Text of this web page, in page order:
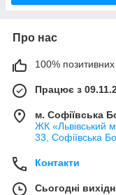
Про нас
100% позитивних
Працює з
м. Софіївська
ЖК «Львівський
33, Софіївська
Контакти
Сьогодні